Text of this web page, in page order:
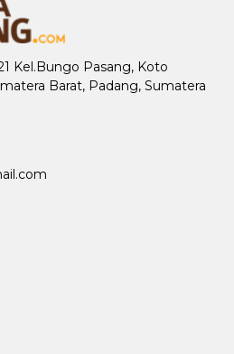
Kel.Bungo Pasang, Koto
Barat, Padang, Sumatera